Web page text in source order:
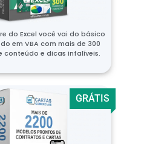
do Excel você vai do básico
em VBA com mais de 300
conteúdo e dicas infalíveis.
GRÁTIS